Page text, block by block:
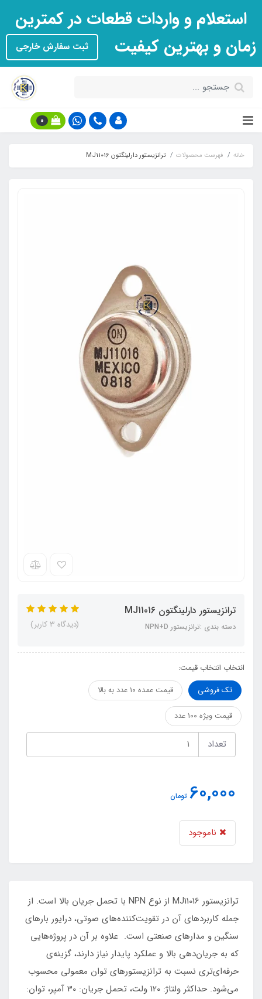
استعلام و واردات قطعات در کمترین
زمان و بهترین کیفیت
ثبت سفارش خارجی
0
خانه فهرست محصولات ترانزیستور دارلینگتون MJ11016
ترانزیستور دارلینگتون MJ11016
دسته بندی :ترانزیستور NPN+D (دیدگاه 3 کاربر)
انتخاب انتخاب قیمت:
تک فروشی
قیمت عمده 10 عدد به بالا
قیمت ویژه 100 عدد
تعداد
60,000 تومان
ناموجود
ترانزیستور MJ11016 از نوع NPN با تحمل جریان بالا است. از
جمله کاربردهای آن در تقویت‌کننده‌های صوتی، درایور بارهای
سنگین و مدارهای صنعتی است. علاوه بر آن در پروژه‌هایی
که به جریان‌دهی بالا و عملکرد پایدار نیاز دارند، گزینه‌ی
حرفه‌ای‌تری نسبت به ترانزیستورهای توان معمولی محسوب
می‌شود. حداکثر ولتاژ: 120 ولت، تحمل جریان: 30 آمپر، توان: